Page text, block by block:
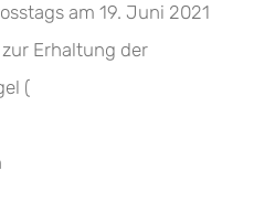
am 19. Juni 2021
Erhaltung der
(